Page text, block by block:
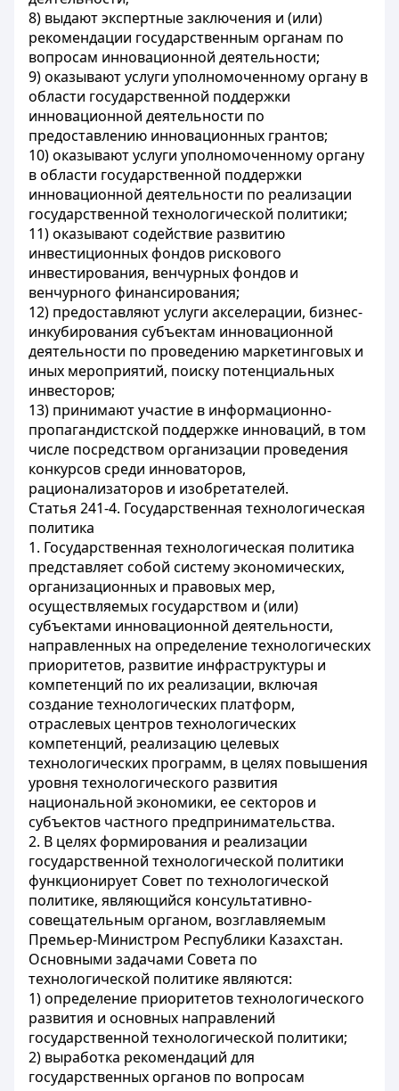
8) выдают экспертные заключения и (или)
рекомендации государственным органам по
вопросам инновационной деятельности;
9) оказывают услуги уполномоченному органу в
области государственной поддержки
инновационной деятельности по
предоставлению инновационных грантов;
10) оказывают услуги уполномоченному органу
в области государственной поддержки
инновационной деятельности по реализации
государственной технологической политики;
11) оказывают содействие развитию
инвестиционных фондов рискового
инвестирования, венчурных фондов и
венчурного финансирования;
12) предоставляют услуги акселерации, бизнес-
инкубирования субъектам инновационной
деятельности по проведению маркетинговых и
иных мероприятий, поиску потенциальных
инвесторов;
13) принимают участие в информационно-
пропагандистской поддержке инноваций, в том
числе посредством организации проведения
конкурсов среди инноваторов,
рационализаторов и изобретателей.
Статья 241-4. Государственная технологическая
политика
1. Государственная технологическая политика
представляет собой систему экономических,
организационных и правовых мер,
осуществляемых государством и (или)
субъектами инновационной деятельности,
направленных на определение технологических
приоритетов, развитие инфраструктуры и
компетенций по их реализации, включая
создание технологических платформ,
отраслевых центров технологических
компетенций, реализацию целевых
технологических программ, в целях повышения
уровня технологического развития
национальной экономики, ее секторов и
субъектов частного предпринимательства.
2. В целях формирования и реализации
государственной технологической политики
функционирует Совет по технологической
политике, являющийся консультативно-
совещательным органом, возглавляемым
Премьер-Министром Республики Казахстан.
Основными задачами Совета по
технологической политике являются:
1) определение приоритетов технологического
развития и основных направлений
государственной технологической политики;
2) выработка рекомендаций для
государственных органов по вопросам